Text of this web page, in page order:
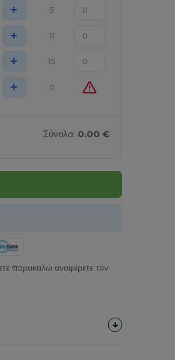
+ 5
+ 11
+ 15
+ 0
Σύνολο: 0.00 €
παρακαλώ αναφέρετε τον